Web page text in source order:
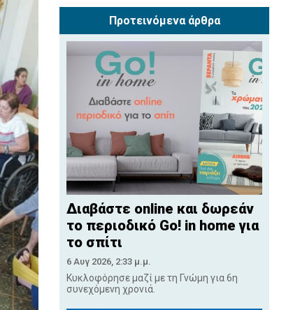
Προτεινόμενα άρθρα
Διαβάστε online και δωρεάν
το περιοδικό Go! in home για
το σπίτι
6 Αυγ 2026, 2:33 μ.μ.
Κυκλοφόρησε μαζί με τη Γνώμη για 6η
συνεχόμενη χρονιά.